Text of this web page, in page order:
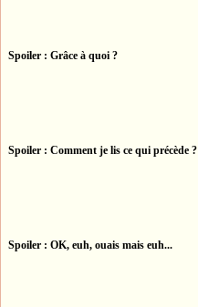
Spoiler : Grâce à quoi ?
Spoiler : Comment je lis ce qui précède ?
Spoiler : OK, euh, ouais mais euh...